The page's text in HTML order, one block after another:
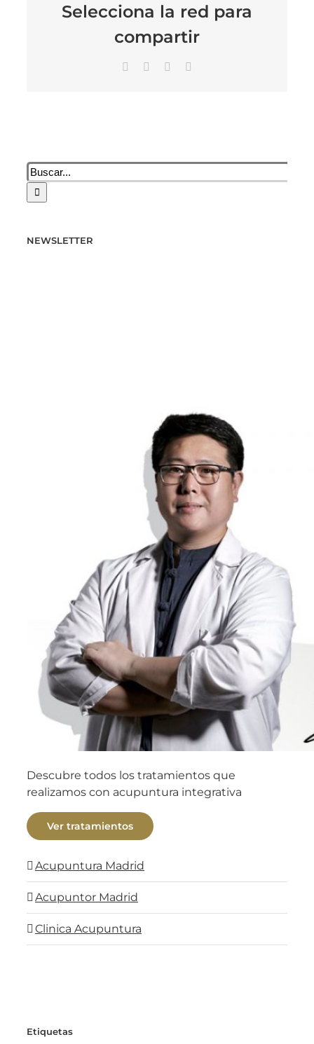
Selecciona la red para
compartir
Facebook LinkedIn
Buscar:
NEWSLETTER
Descubre todos los tratamientos que
realizamos con acupuntura integrativa
Ver tratamientos
Acupuntura Madrid
Acupuntor Madrid
Clinica Acupuntura
Etiquetas